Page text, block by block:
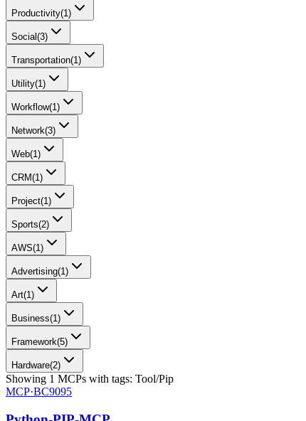
Productivity(1)
Social(3)
Transportation(1)
Utility(1)
Workflow(1)
Network(3)
Web(1)
CRM(1)
Project(1)
Sports(2)
AWS(1)
Advertising(1)
Art(1)
Business(1)
Framework(5)
Hardware(2)
Showing 1 MCPs with tags: Tool/Pip
MCP·BC9095